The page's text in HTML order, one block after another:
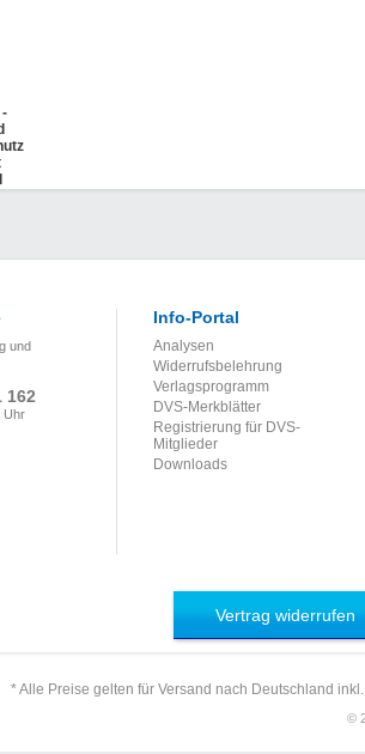
und
162
Uhr
Info-Portal
Analysen
Widerrufsbelehrung
Verlagsprogramm
DVS-Merkblätter
Registrierung für DVS-
Mitglieder
Downloads
Vertrag widerrufen
* Alle Preise gelten für Versand nach Deutschland
©